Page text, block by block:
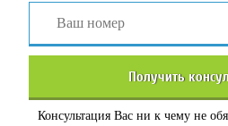
Получить
Консультация Вас ни к чему не